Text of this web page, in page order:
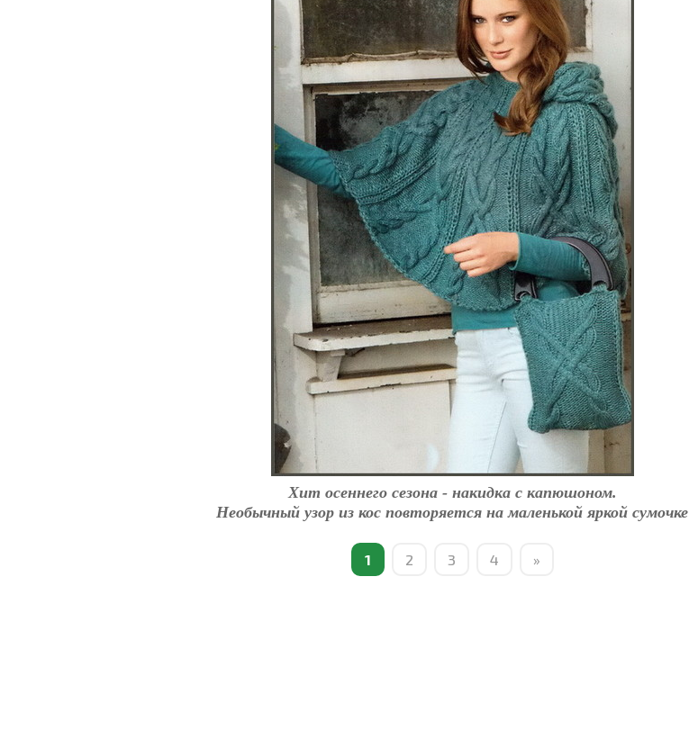
Хит осеннего сезона - накидка с капюшоном.
Необычный узор из кос повторяется на маленькой яркой сумочке
1 2 3 4 »